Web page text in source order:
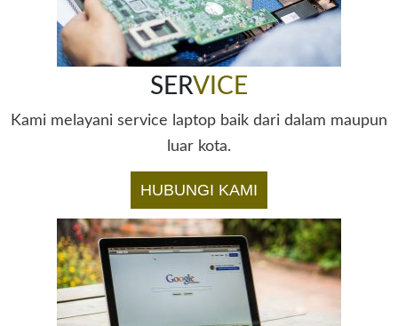
SERVICES
SERVICE
Kami melayani service laptop baik dari dalam maupun
luar kota.
HUBUNGI KAMI